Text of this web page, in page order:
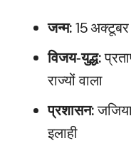
जन्म:15
विजय‑युद्ध:
राज्यों वाला
प्रशासन:
इलाही